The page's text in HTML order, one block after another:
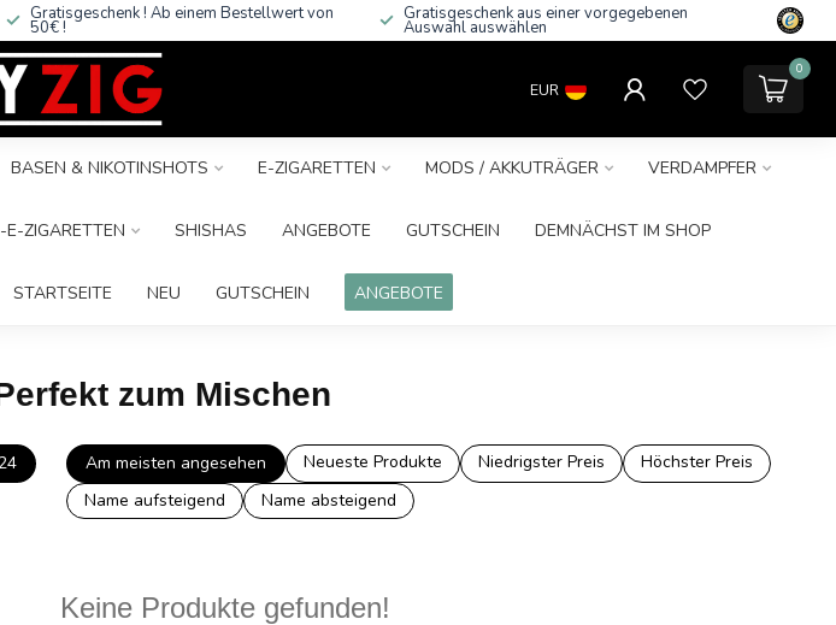
Gratisgeschenk ! Ab einem Bestellwert von
50€ !
Gratisgeschenk aus einer vorgegebenen
Auswahl auswählen
EUR
0
BASEN & NIKOTINSHOTS E-ZIGARETTEN MODS / AKKUTRÄGER VERDAMPFER
E-ZIGARETTEN SHISHAS ANGEBOTE GUTSCHEIN DEMNÄCHST IM SHOP
STARTSEITE NEU GUTSCHEIN ANGEBOTE
zum Mischen
Am meisten angesehen Neueste Produkte Niedrigster Preis
Höchster Preis
Name aufsteigend
Name absteigend
Keine Produkte gefunden!